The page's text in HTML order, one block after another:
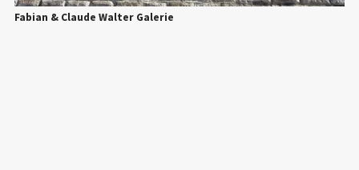
Fabian & Claude Walter Galerie